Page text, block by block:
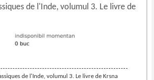
de l'Inde, volumul 3. Le livre de
de l'Inde, volumul 3. Le livre de Krsna